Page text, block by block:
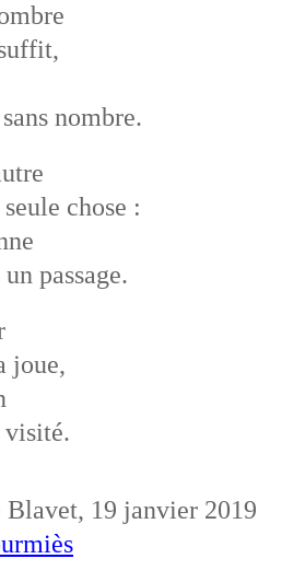
nombre.
chose :
passage.
joue,
visité.
Blavet, 19 janvier 2019